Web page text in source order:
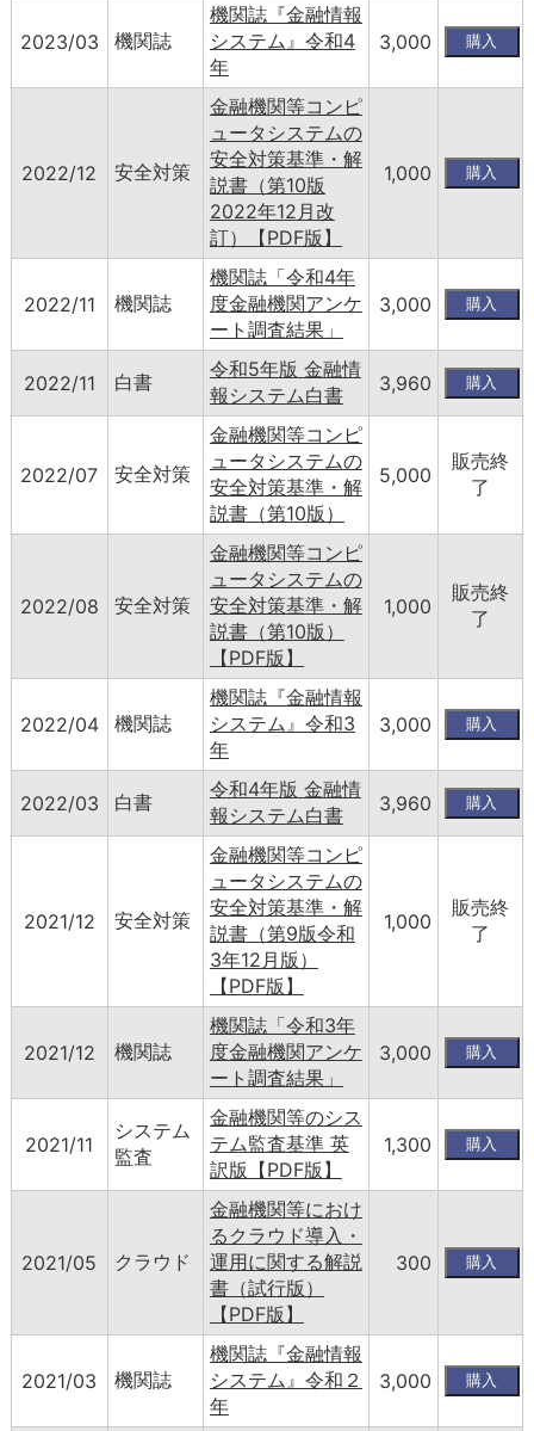
2023/03 機関誌
機関誌『金融情報
システム』令和4
年
3,000
2022/12 安全対策
金融機関等コンピ
ュータシステムの
安全対策基準・解
説書（第10版
2022年12月改
訂）【PDF版】
1,000
2022/11 機関誌
機関誌「令和4年
度金融機関アンケ
ート調査結果」
3,000
2022/11 白書
令和5年版 金融情
報システム白書
3,960
2022/07 安全対策
金融機関等コンピ
ュータシステムの
安全対策基準・解
説書（第10版）
5,000
販売終
了
2022/08 安全対策
金融機関等コンピ
ュータシステムの
安全対策基準・解
説書（第10版）
【PDF版】
1,000
販売終
了
2022/04 機関誌
機関誌『金融情報
システム』令和3
年
3,000
2022/03 白書
令和4年版 金融情
報システム白書
3,960
2021/12 安全対策
金融機関等コンピ
ュータシステムの
安全対策基準・解
説書（第9版令和
3年12月版）
【PDF版】
1,000
販売終
了
2021/12 機関誌
機関誌「令和3年
度金融機関アンケ
ート調査結果」
3,000
2021/11
システム
監査
金融機関等のシス
テム監査基準 英
訳版【PDF版】
1,300
2021/05 クラウド
金融機関等におけ
るクラウド導入・
運用に関する解説
書（試行版）
【PDF版】
300
2021/03 機関誌
機関誌『金融情報
システム』令和２
年
3,000